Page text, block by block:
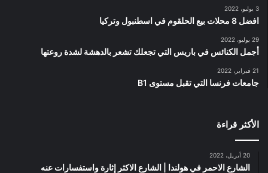
3 يوليو، 2022
افضل 8 محلات بيع الحلقوم في اسطنبول وتركيا
29 يوليو، 2022
أجمل الكنائس في باريس التي تجعلك تشعر بالدهشة لشدة روعتها
21 فبراير، 2022
جامعات فرنسا التي تقبل مستوى B1
الأكثر قراءة
20 أبريل، 2022
الشارع الاحمر في هولندا | الشارع الاكثر إثارة واستفسارات عنه